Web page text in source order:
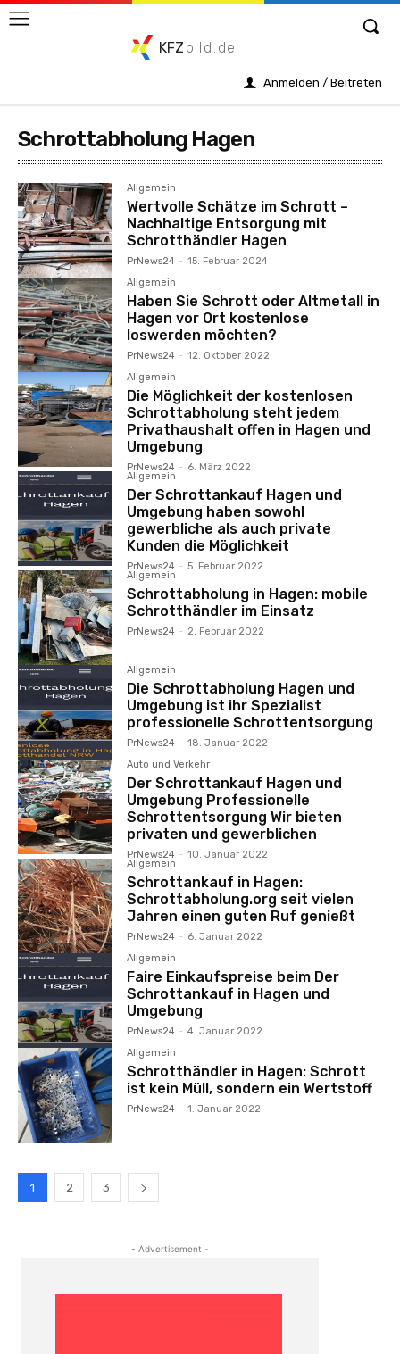
KFZ bild.de
Anmelden / Beitreten
Schrottabholung Hagen
Allgemein
Wertvolle Schätze im Schrott –
Nachhaltige Entsorgung mit
Schrotthändler Hagen
PrNews24 - 15. Februar 2024
Allgemein
Haben Sie Schrott oder Altmetall in
Hagen vor Ort kostenlose
loswerden möchten?
PrNews24 - 12. Oktober 2022
Allgemein
Die Möglichkeit der kostenlosen
Schrottabholung steht jedem
Privathaushalt offen in Hagen und
Umgebung
PrNews24 - 6. März 2022
Allgemein
Der Schrottankauf Hagen und
Umgebung haben sowohl
gewerbliche als auch private
Kunden die Möglichkeit
PrNews24 - 5. Februar 2022
Allgemein
Schrottabholung in Hagen: mobile
Schrotthändler im Einsatz
PrNews24 - 2. Februar 2022
Allgemein
Die Schrottabholung Hagen und
Umgebung ist ihr Spezialist
professionelle Schrottentsorgung
PrNews24 - 18. Januar 2022
Auto und Verkehr
Der Schrottankauf Hagen und
Umgebung Professionelle
Schrottentsorgung Wir bieten
privaten und gewerblichen
PrNews24 - 10. Januar 2022
Allgemein
Schrottankauf in Hagen:
Schrottabholung.org seit vielen
Jahren einen guten Ruf genießt
PrNews24 - 6. Januar 2022
Allgemein
Faire Einkaufspreise beim Der
Schrottankauf in Hagen und
Umgebung
PrNews24 - 4. Januar 2022
Allgemein
Schrotthändler in Hagen: Schrott
ist kein Müll, sondern ein Wertstoff
PrNews24 - 1. Januar 2022
1 2 3
- Advertisement -